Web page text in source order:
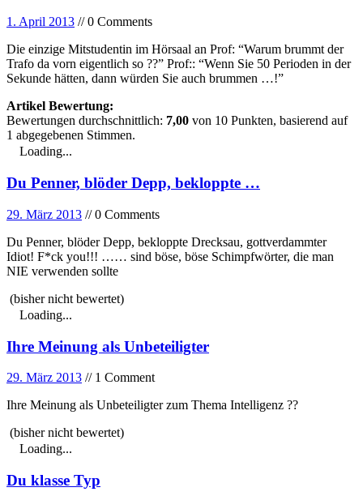
1. April 2013 // 0 Comments
Die einzige Mitstudentin im Hörsaal an Prof: “Warum brummt der
Trafo da vorn eigentlich so ??” Prof:: “Wenn Sie 50 Perioden in der
Sekunde hätten, dann würden Sie auch brummen …!”
Artikel Bewertung:
Bewertungen durchschnittlich: 7,00 von 10 Punkten, basierend auf
1 abgegebenen Stimmen.
Loading...
Du Penner, blöder Depp, bekloppte …
29. März 2013 // 0 Comments
Du Penner, blöder Depp, bekloppte Drecksau, gottverdammter
Idiot! F*ck you!!! …… sind böse, böse Schimpfwörter, die man
NIE verwenden sollte
(bisher nicht bewertet)
Loading...
Ihre Meinung als Unbeteiligter
29. März 2013 // 1 Comment
Ihre Meinung als Unbeteiligter zum Thema Intelligenz ??
(bisher nicht bewertet)
Loading...
Du klasse Typ